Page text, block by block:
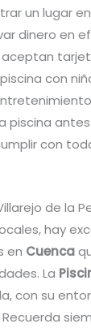
un lugar
dinero en
con
piscina
con
de la
hay
en Cuenca
La
con su